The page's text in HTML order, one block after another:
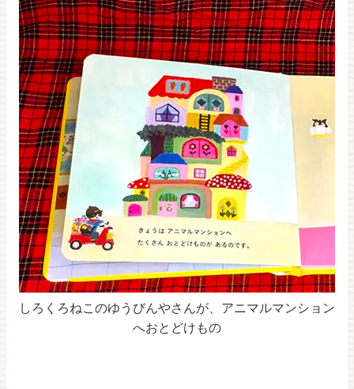
しろくろねこのゆうびんやさんが、アニマルマンション
へおとどけもの